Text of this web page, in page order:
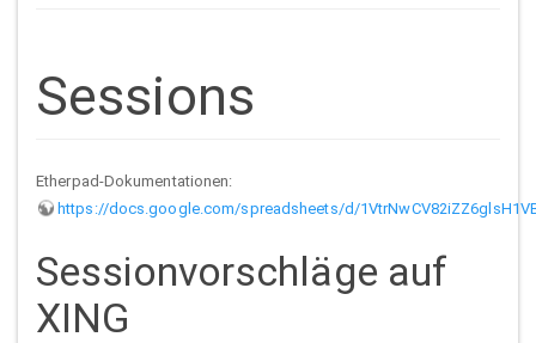
Sessions
Etherpad-Dokumentationen:
https://docs.google.com/spreadsheets/d/
Sessionvorschläge auf
XING